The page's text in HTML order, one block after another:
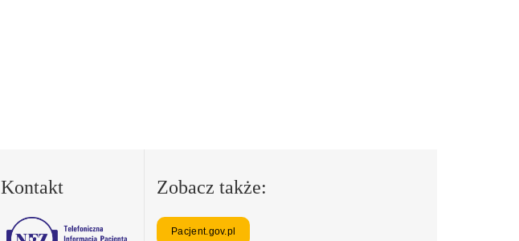
Kontakt Zobacz także:
Pacjent.gov.pl